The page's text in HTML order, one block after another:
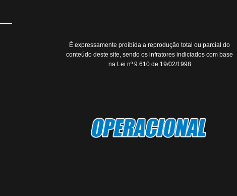
É expressamente proíbida a reprodução total ou parcial do
conteúdo deste site, sendo os infratores indiciados com base
na Lei nº 9.610 de 19/02/1998